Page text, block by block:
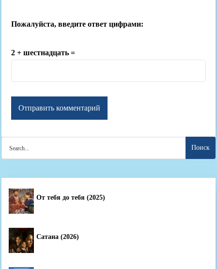
Пожалуйста, введите ответ цифрами:
2 + шестнадцать =
for:
От тебя до тебя (2025)
Сатана (2026)